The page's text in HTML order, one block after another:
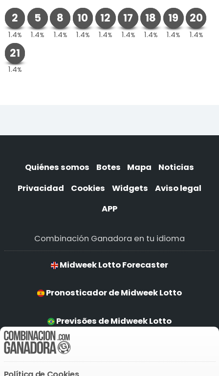
2
1.4%
5
1.4%
8
1.4%
10
1.4%
12
1.4%
17
1.4%
18
1.4%
19
1.4%
20
1.4%
21
1.4%
Quiénes somos Botes Mapa
Noticias
Privacidad
Cookies Widgets
Aviso legal
APP
Combinación Ganadora en tu idioma
Midweek Lotto Forecaster
Pronosticador de Midweek Lotto
Previsões de Midweek Lotto
Midweek Lotto Prognostiker